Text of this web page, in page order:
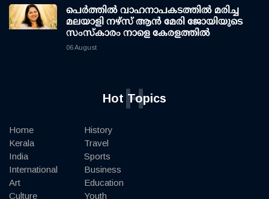
പെർത്തിൽ വാഹനാപകടത്തിൽ മരിച്ച
മലയാളി നഴ്സ് ആൻ മേരി ജോയിയുടെ
സംസ്കാരം നാളെ കേരളത്തിൽ
06 August
Hot Topics
H
Home
Kerala
India
International
Art
Culture
History
Travel
Sports
Business
Education
Youth